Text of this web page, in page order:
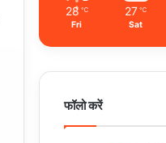
28 ℃
Fri
27 ℃
Sat
फॉलो करें